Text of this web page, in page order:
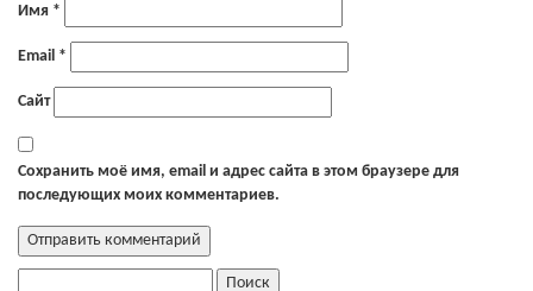
Имя *
Email *
Сайт
Сохранить моё имя, email и адрес сайта в этом браузере для
последующих моих комментариев.